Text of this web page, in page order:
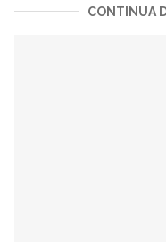
CONTINUA